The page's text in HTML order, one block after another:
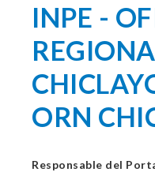
INPE -
ORN
Responsable del